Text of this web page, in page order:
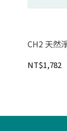
CH2 天然
NT$1,782